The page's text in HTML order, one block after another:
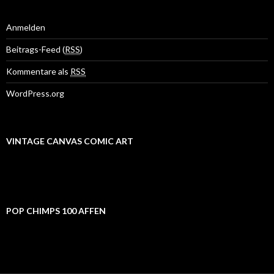
c
h
:
Anmelden
Beitrags-Feed (RSS)
Kommentare als RSS
WordPress.org
VINTAGE CANVAS COMIC ART
POP CHIMPS 100 AFFEN